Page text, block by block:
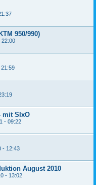
950/990)
22:00
mit SIxO
- 09:22
- 12:43
August 2010
- 13:02